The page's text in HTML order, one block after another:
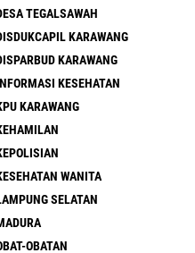
TEGALSAWAH
KARAWANG
KARAWANG
KESEHATAN
KARAWANG
WANITA
SELATAN
OBATAN